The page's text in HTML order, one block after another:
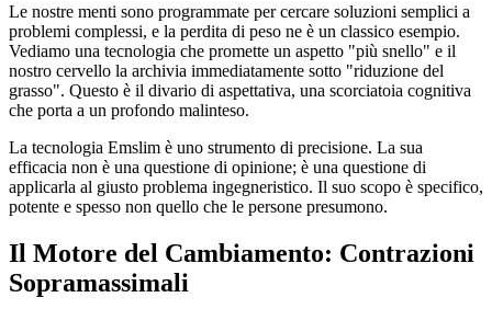
Le nostre menti sono programmate per cercare soluzioni semplici a
problemi complessi, e la perdita di peso ne è un classico esempio.
Vediamo una tecnologia che promette un aspetto "più snello" e il
nostro cervello la archivia immediatamente sotto "riduzione del
grasso". Questo è il divario di aspettativa, una scorciatoia cognitiva
che porta a un profondo malinteso.
La tecnologia Emslim è uno strumento di precisione. La sua
efficacia non è una questione di opinione; è una questione di
applicarla al giusto problema ingegneristico. Il suo scopo è specifico,
potente e spesso non quello che le persone presumono.
Il Motore del Cambiamento: Contrazioni
Sopramassimali